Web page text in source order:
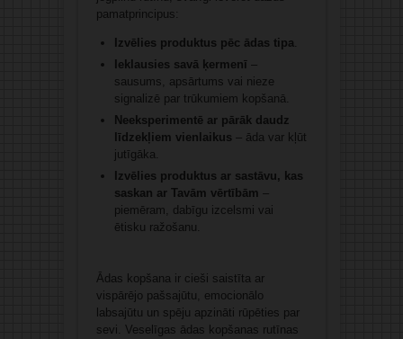
pamatprincipus:
Izvēlies produktus pēc ādas tipa.
Ieklausies savā ķermenī–
sausums, apsārtums vai nieze
signalizē par trūkumiem kopšanā.
Neeksperimentē ar pārāk daudz
līdzekļiem vienlaikus – āda var kļūt
jutīgāka.
Izvēlies produktus ar sastāvu, kas
saskan ar Tavām vērtībām –
piemēram, dabīgu izcelsmi vai
ētisku ražošanu.
Ādas kopšana ir cieši saistīta ar
vispārējo pašsajūtu, emocionālo
labsajūtu un spēju apzināti rūpēties par
sevi. Veselīgas ādas kopšanas rutīnas